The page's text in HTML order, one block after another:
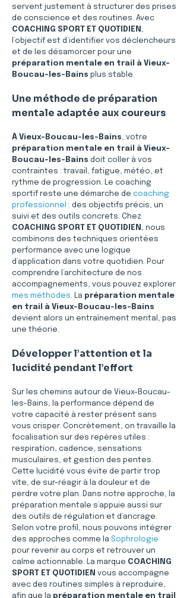
servent justement à structurer des prises
de conscience et des routines. Avec
COACHING SPORT ET QUOTIDIEN ,
l’objectif est d’identifier vos déclencheurs
et de les désamorcer pour une
préparation mentale en trail à Vieux-
Boucau-les-Bains plus stable.
Une méthode de préparation
mentale adaptée aux coureurs
À Vieux-Boucau-les-Bains, votre
préparation mentale en trail à Vieux-
Boucau-les-Bains doit coller à vos
contraintes : travail, fatigue, météo, et
rythme de progression. Le coaching
sportif reste une démarche de coaching
professionnel
: des objectifs précis, un
suivi et des outils concrets. Chez
COACHING SPORT ET QUOTIDIEN , nous
combinons des techniques orientées
performance avec une logique
d’application dans votre quotidien. Pour
comprendre l’architecture de nos
accompagnements, vous pouvez explorer
mes méthodes. La préparation mentale
en trail à Vieux-Boucau-les-Bains
devient alors un entraînement mental, pas
une théorie.
Développer l’attention et la
lucidité pendant l’effort
Sur les chemins autour de Vieux-Boucau-
les-Bains, la performance dépend de
votre capacité à rester présent sans
vous crisper. Concrètement, on travaille la
focalisation sur des repères utiles :
respiration, cadence, sensations
musculaires, et gestion des pentes.
Cette lucidité vous évite de partir trop
vite, de sur-réagir à la douleur et de
perdre votre plan. Dans notre approche, la
préparation mentale s’appuie aussi sur
des outils de régulation et d’ancrage.
Selon votre profil, nous pouvons intégrer
des approches comme la Sophrologie
pour revenir au corps et retrouver un
calme actionnable. La marque COACHING
SPORT ET QUOTIDIEN vous accompagne
avec des routines simples à reproduire,
afin que la préparation mentale en trail